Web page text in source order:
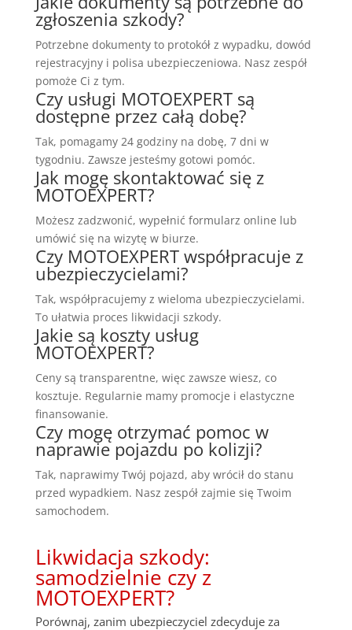
zgłoszenia szkody?
Potrzebne dokumenty to protokół z wypadku, dowód
rejestracyjny i polisa ubezpieczeniowa. Nasz zespół
pomoże Ci z tym.
Czy usługi MOTOEXPERT są
dostępne przez całą dobę?
Tak, pomagamy 24 godziny na dobę, 7 dni w
tygodniu. Zawsze jesteśmy gotowi pomóc.
Jak mogę skontaktować się z
MOTOEXPERT?
Możesz zadzwonić, wypełnić formularz online lub
umówić się na wizytę w biurze.
Czy MOTOEXPERT współpracuje z
ubezpieczycielami?
Tak, współpracujemy z wieloma ubezpieczycielami.
To ułatwia proces likwidacji szkody.
Jakie są koszty usług
MOTOEXPERT?
Ceny są transparentne, więc zawsze wiesz, co
kosztuje. Regularnie mamy promocje i elastyczne
finansowanie.
Czy mogę otrzymać pomoc w
naprawie pojazdu po kolizji?
Tak, naprawimy Twój pojazd, aby wrócił do stanu
przed wypadkiem. Nasz zespół zajmie się Twoim
samochodem.
Likwidacja szkody:
samodzielnie czy z
MOTOEXPERT?
Porównaj, zanim ubezpieczyciel zdecyduje za